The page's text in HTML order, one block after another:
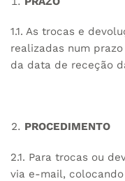
1.1. As trocas e
realizadas num
da data de receção
PROCEDIMENTO
2.1. Para trocas ou
via e-mail, colocando